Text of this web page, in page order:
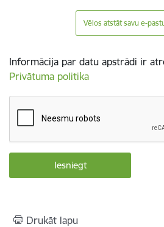
Vēlos atstāt savu e-
Informācija par datu apstrādi ir
Privātuma politika
Drukāt lapu